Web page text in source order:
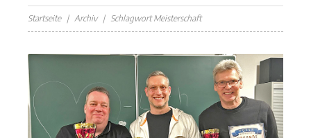
Startseite Archiv Schlagwort Meisterschaft